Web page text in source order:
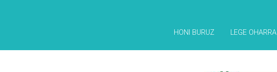
HONI BURUZ LEGE OHARRA